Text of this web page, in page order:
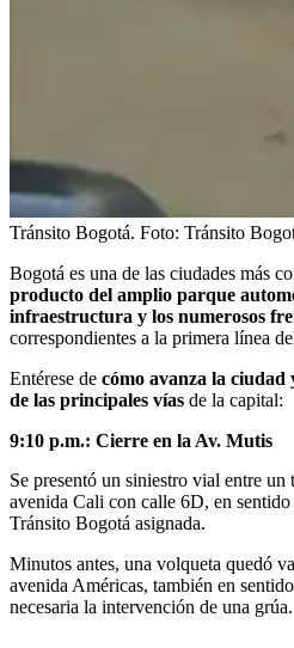
Tránsito Bogotá. Foto: Tránsito
Bogotá es una de las ciudades más
producto del amplio parque
infraestructura y los numerosos
correspondientes a la primera línea
Entérese de cómo avanza la ciudad
de las principales vías de la capital:
9:10 p.m.: Cierre en la Av. Mutis
Se presentó un siniestro vial entre
avenida Cali con calle 6D, en
Tránsito Bogotá asignada.
Minutos antes, una volqueta quedó
avenida Américas, también en
necesaria la intervención de una grúa.